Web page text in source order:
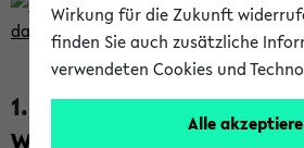
o
n
1.
Fakultät für
Wirkung für die Zukunft
finden Sie auch zusätzliche
verwendeten Cookies und
Alle